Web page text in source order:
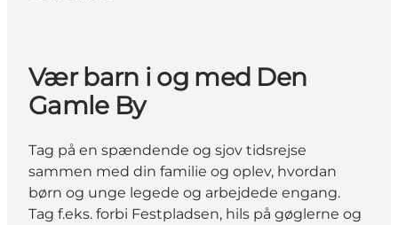
Vær barn i og med Den
Gamle By
Tag på en spændende og sjov tidsrejse
sammen med din familie og oplev, hvordan
børn og unge legede og arbejdede engang.
Tag f.eks. forbi Festpladsen, hils på gøglerne og